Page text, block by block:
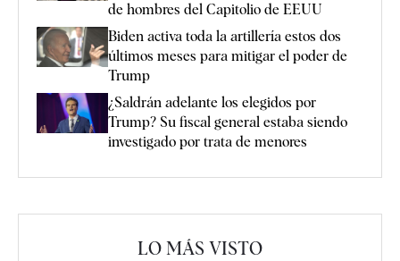
de hombres del Capitolio de EEUU
Biden activa toda la artillería estos dos
últimos meses para mitigar el poder de
Trump
¿Saldrán adelante los elegidos por
Trump? Su fiscal general estaba siendo
investigado por trata de menores
LO MÁS VISTO